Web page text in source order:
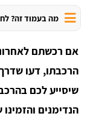
מה בעמוד זה?
אם רכשתם
הרכבתו, דעו שדרך
שיסייע לכם
הנדימנים